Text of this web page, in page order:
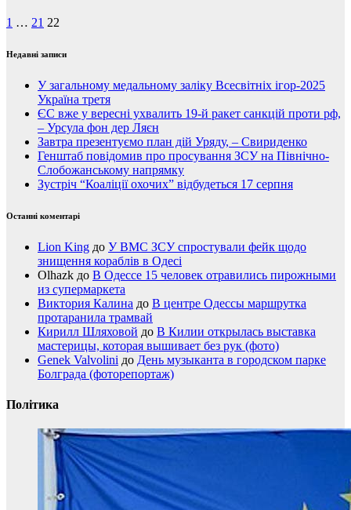
1 … 21 22
Недавні записи
У загальному медальному заліку Всесвітніх ігор-2025
Україна третя
ЄС вже у вересні ухвалить 19-й ракет санкцій проти рф,
– Урсула фон дер Ляєн
Завтра презентуємо план дій Уряду, – Свириденко
Генштаб повідомив про просування ЗСУ на Північно-
Слобожанському напрямку
Зустріч “Коаліції охочих” відбудеться 17 серпня
Останні коментарі
Lion King до У ВМС ЗСУ спростували фейк щодо
знищення кораблів в Одесі
Olhazk до В Одессе 15 человек отравились пирожными
из супермаркета
Виктория Калина до В центре Одессы маршрутка
протаранила трамвай
Кирилл Шляховой до В Килии открылась выставка
мастерицы, которая вышивает без рук (фото)
Genek Valvolini до День музыканта в городском парке
Болграда (фоторепортаж)
Політика